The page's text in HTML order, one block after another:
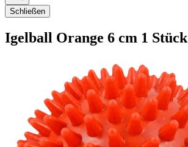
Schließen
Igelball Orange 6 cm 1 Stück